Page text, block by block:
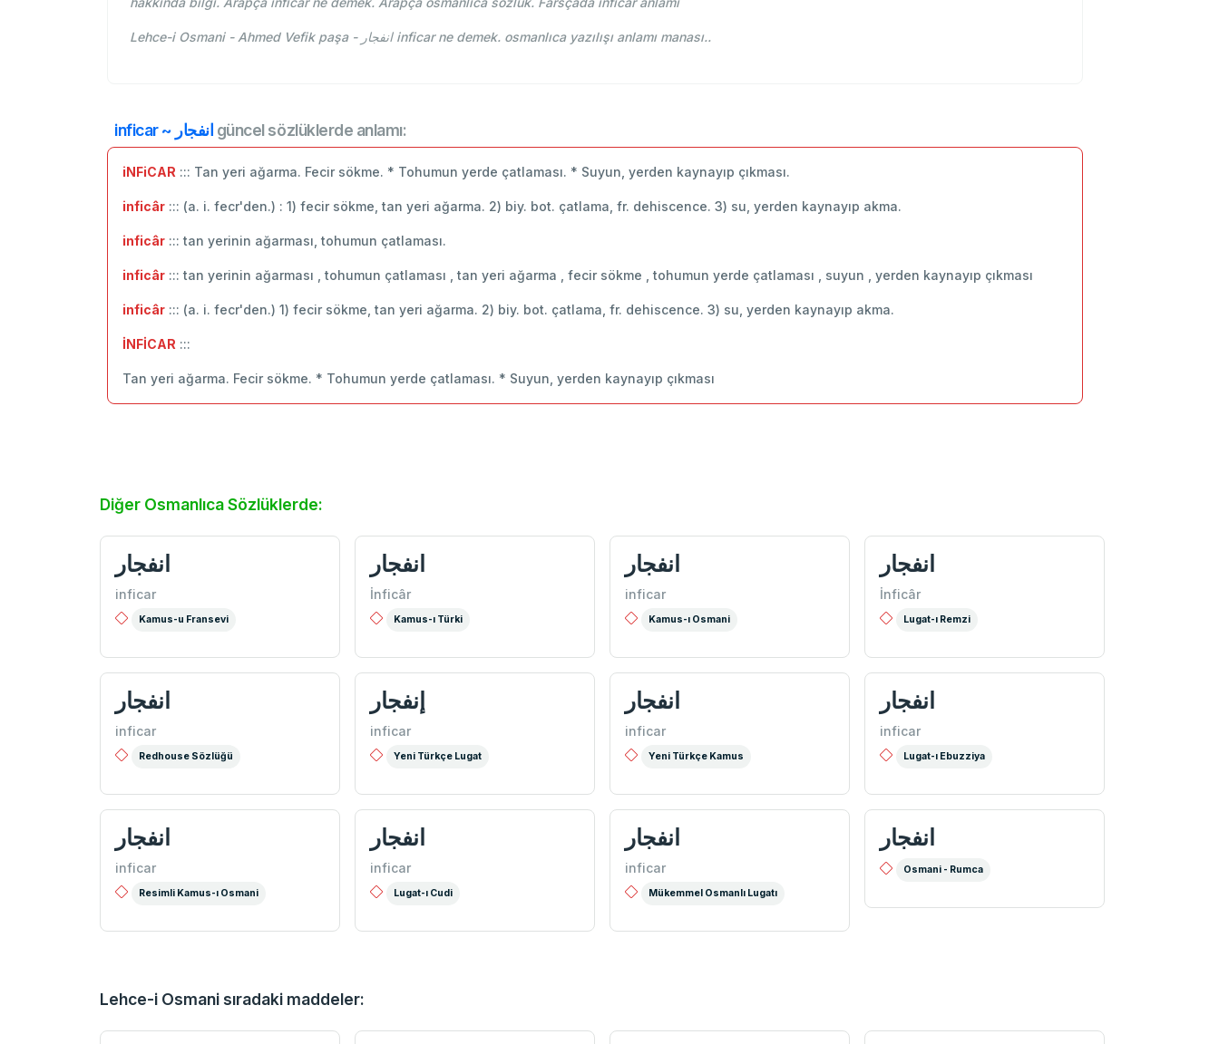
Lehce-i Osmani - Ahmed Vefik paşa - انفجار inficar ne demek. osmanlıca yazılışı anlamı manası..
inficar ~ انفجار güncel sözlüklerde anlamı:
iNFiCAR ::: Tan yeri ağarma. Fecir sökme. * Tohumun yerde çatlaması. * Suyun, yerden kaynayıp çıkması.
inficâr ::: (a. i. fecr'den.) : 1) fecir sökme, tan yeri ağarma. 2) biy. bot. çatlama, fr. dehiscence. 3) su, yerden kaynayıp akma.
inficâr ::: tan yerinin ağarması, tohumun çatlaması.
inficâr ::: tan yerinin ağarması , tohumun çatlaması , tan yeri ağarma , fecir sökme , tohumun yerde çatlaması , suyun , yerden kaynayıp çıkması
inficâr ::: (a. i. fecr'den.) 1) fecir sökme, tan yeri ağarma. 2) biy. bot. çatlama, fr. dehiscence. 3) su, yerden kaynayıp akma.
İNFİCAR :::
Tan yeri ağarma. Fecir sökme. * Tohumun yerde çatlaması. * Suyun, yerden kaynayıp çıkması
Diğer Osmanlıca Sözlüklerde:
انفجار
inficar
Kamus-u Fransevi
انفجار
İnficâr
Kamus-ı Türki
انفجار
inficar
Kamus-ı Osmani
انفجار
İnficâr
Lugat-ı Remzi
انفجار
inficar
Redhouse Sözlüğü
إنفجار
inficar
Yeni Türkçe Lugat
انفجار
inficar
Yeni Türkçe Kamus
انفجار
inficar
Lugat-ı Ebuzziya
انفجار
inficar
Resimli Kamus-ı Osmani
انفجار
inficar
Lugat-ı Cudi
انفجار
inficar
Mükemmel Osmanlı Lugatı
انفجار
Osmani - Rumca
Lehce-i Osmani sıradaki maddeler: